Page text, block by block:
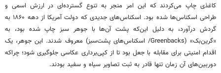
کاغذی چاپ می‌کردند که این امر منجر به تنوع گسترده‌ای در ارزش اسمی و
طراحی اسکناس‌ها شده بود. اسکناس‌های جدیدی که دولت آمریکا از دهه ۱۸۶۰ به
گردش درآورد، به دلیل این‌که پشت آن‌ها با جوهر سبز چاپ شده بود، به
«گرین‌بک» (Greenbacks/ اسکناس‌های پشت‌سبز) معروف شدند. این جوهر، یک
اقدام امنیتی برای مقابله با جعل بود تا از کپی‌برداری عکاسی جلوگیری شود؛ چراکه
دوربین‌های آن زمان تنها قادر به ثبت تصاویر سیاه و سفید بودند.